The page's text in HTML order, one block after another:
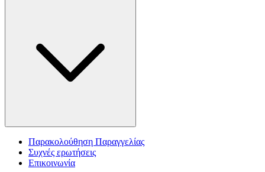
Παρακολούθηση Παραγγελίας
Συχνές ερωτήσεις
Επικοινωνία